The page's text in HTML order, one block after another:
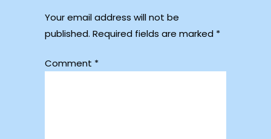
Your email address will not be
published. Required fields are marked *
Comment *